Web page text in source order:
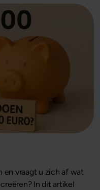
en vraagt u zich af wat
In dit artikel